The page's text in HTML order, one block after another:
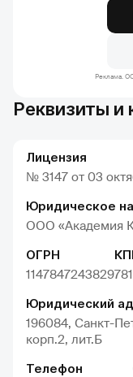
Реклама.
Реквизиты и
Лицензия
№ 3147 от 03
Юридическое
ООО «Академия
ОГРН
1147847243829
Юридический
196084, Санкт-
корп.2, лит.Б
Телефон